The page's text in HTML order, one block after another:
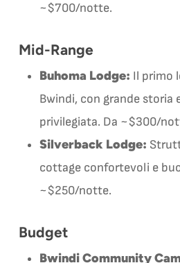
~$700/notte.
Mid-Range
Buhoma Lodge: Il primo
Bwindi, con grande storia
privilegiata. Da ~$300/
Silverback Lodge:
cottage confortevoli e
~$250/notte.
Budget
Bwindi Community